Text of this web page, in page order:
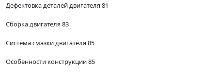
Дефектовка деталей двигателя 81
Сборка двигателя 83
Система смазки двигателя 85
Особенности конструкции 85